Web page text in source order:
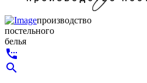
производство
постельного
белья
settings_phone
search